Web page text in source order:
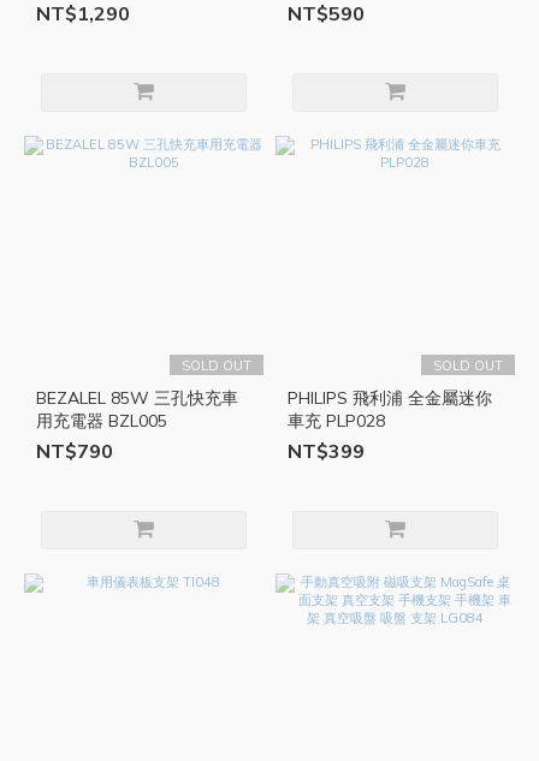
NT$1,290 NT$590
SOLD OUT
BEZALEL 85W 三孔快充車
用充電器 BZL005
NT$790
SOLD OUT
PHILIPS 飛利浦 全金屬迷你
車充 PLP028
NT$399